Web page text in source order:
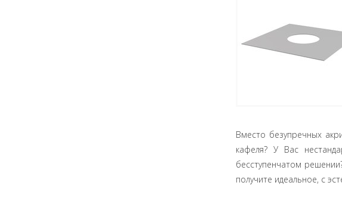
Вместо безупречных
кафеля? У Вас
бесступенчатом
получите идеальное, с